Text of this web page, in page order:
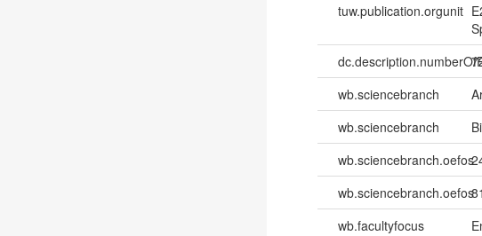
tuw.publication.orgunit
wb.sciencebranch
wb.sciencebranch
wb.sciencebranch.oefos
wb.sciencebranch.oefos81
wb.facultyfocus